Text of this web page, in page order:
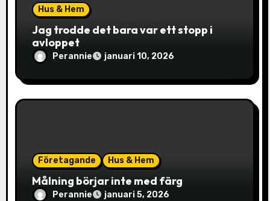
Hus & Hem
Jag trodde det bara var ett stopp i
avloppet
Perannie januari 10, 2026
Företagande Hus & Hem
Målning börjar inte med färg
Perannie januari 5, 2026